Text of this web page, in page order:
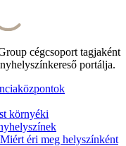
cégcsoport tagjaként
portálja.
környéki
Miért éri meg helyszínként